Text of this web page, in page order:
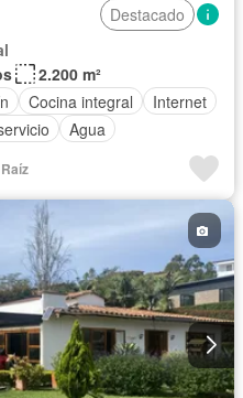
Destacado
2.200 m²
Cocina integral
Internet
Agua